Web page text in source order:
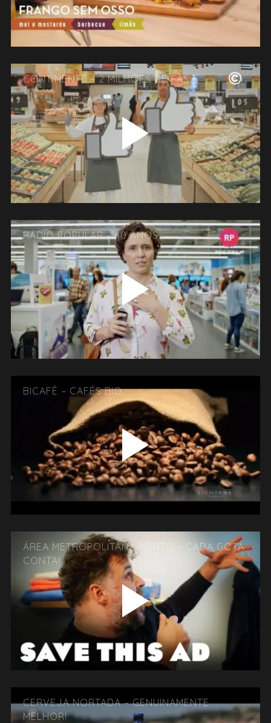
CONTINENTE – 2 MILHÕES DE FÃS
RÁDIO POPULAR – 40 ANOS
BICAFÉ – CAFÉS BIO
ÁREA METROPOLITANA PORTO – CADA GOTA
CONTA!
CERVEJA NORTADA – GENUINAMENTE
MELHOR!